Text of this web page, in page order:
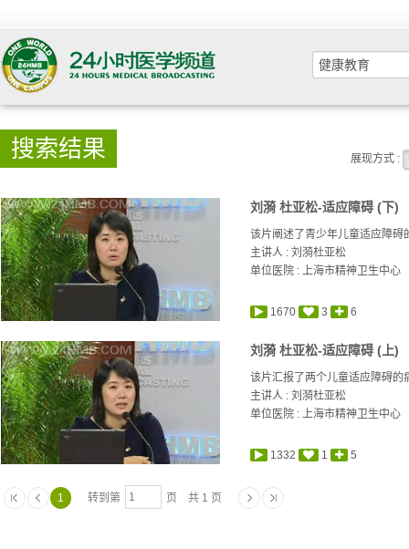
搜索结果 展现方式 :
刘漪 杜亚松-适应障碍 (下)
该片阐述了青少年儿童适应障
主讲人 :刘漪杜亚松
单位医院 : 上海市精神卫生中心
1670 3 6
刘漪 杜亚松-适应障碍 (上)
该片汇报了两个儿童适应障碍的
主讲人 :刘漪杜亚松
单位医院 : 上海市精神卫生中心
1332 1 5
1 转到第 页 共 1 页